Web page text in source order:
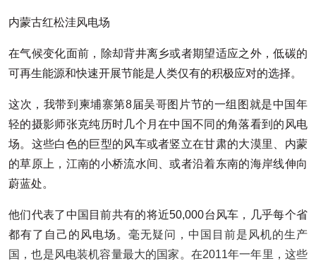
内蒙古红松洼风电场
在气候变化面前，除却背井离乡或者期望适应之外，低碳的
可再生能源和快速开展节能是人类仅有的积极应对的选择。
这次，我带到柬埔寨第8届吴哥图片节的一组图就是中国年
轻的摄影师张克纯历时几个月在中国不同的角落看到的风电
场。这些白色的巨型的风车或者竖立在甘肃的大漠里、内蒙
的草原上，江南的小桥流水间、或者沿着东南的海岸线伸向
蔚蓝处。
他们代表了中国目前共有的将近50,000台风车，几乎每个省
都有了自己的风电场。 毫无疑问，中国目前是风机的生产
国，也是风电装机容量最大的国家。在2011年一年里，这些